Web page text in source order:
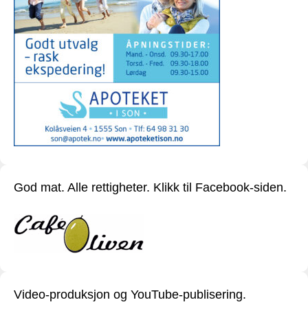
God mat. Alle rettigheter. Klikk til Facebook-siden.
Video-produksjon og YouTube-publisering.